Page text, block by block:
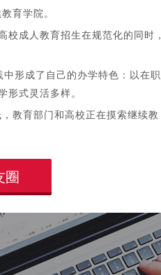
育学院。
成人教育招生在规范化的同时
形成了自己的办学特色：以在职
式灵活多样。
教育部门和高校正在摸索继续教
圈